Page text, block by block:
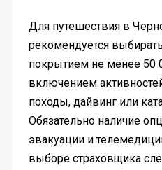
Для путешествия в
рекомендуется
покрытием не менее 50
включением
походы, дайвинг или
Обязательно наличие
эвакуации и
выборе страховщика